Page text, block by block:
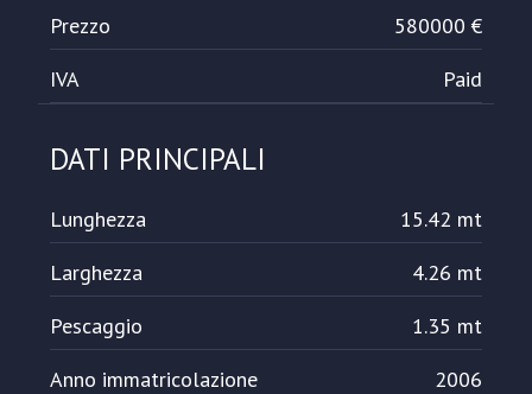
Prezzo
580000 €
IVA
Paid
DATI PRINCIPALI
Lunghezza
15.42 mt
Larghezza
4.26 mt
Pescaggio
1.35 mt
Anno immatricolazione
2006